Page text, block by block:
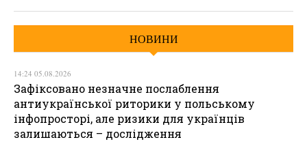
НОВИНИ
14:24 05.08.2026
Зафіксовано незначне послаблення
антиукраїнської риторики у польському
інфопросторі, але ризики для українців
залишаються – дослідження